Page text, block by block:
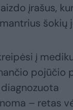
įrašus,
šokių
į
pojūčio
– retas